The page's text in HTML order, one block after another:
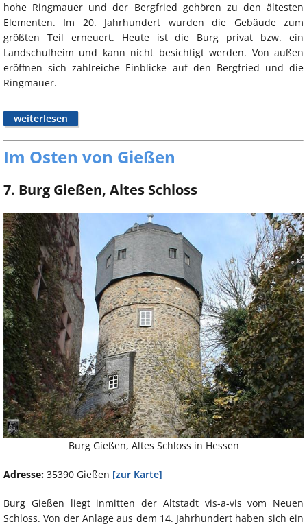
hohe Ringmauer und der Bergfried gehören zu den ältesten
Elementen. Im 20. Jahrhundert wurden die Gebäude zum
größten Teil erneuert. Heute ist die Burg privat bzw. ein
Landschulheim und kann nicht besichtigt werden. Von außen
eröffnen sich zahlreiche Einblicke auf den Bergfried und die
Ringmauer.
weiterlesen
Im Osten von Gießen
7. Burg Gießen, Altes Schloss
Burg Gießen, Altes Schloss in Hessen
Adresse: 35390 Gießen [zur Karte]
Burg Gießen liegt inmitten der Altstadt vis-a-vis vom Neuen
Schloss. Von der Anlage aus dem 14. Jahrhundert haben sich ein